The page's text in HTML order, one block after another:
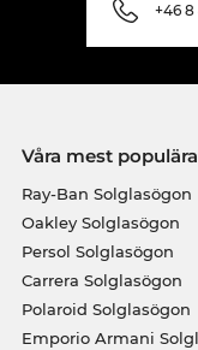
+46 8
Våra mest
Ray-Ban Solglasögon
Oakley Solglasögon
Persol Solglasögon
Carrera Solglasögon
Polaroid Solglasögon
Emporio Armani